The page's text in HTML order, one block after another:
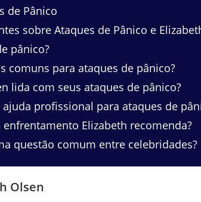
de Pânico
sobre Ataques de Pânico e
pânico?
comuns para ataques de pânico?
lida com seus ataques de pânico?
profissional para ataques de
Elizabeth recomenda?
questão comum entre celebridades?
Olsen